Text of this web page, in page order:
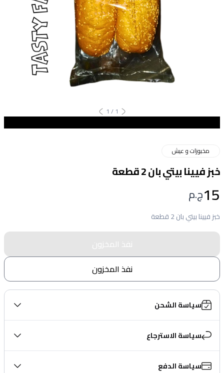
1
/
1
مخبوزات و عيش
خبز فيينا بيتي بان 2 قطعة
15ج.م
خبز فيينا بيتي بان 2 قطعة
نفذ المخزون
نفذ المخزون
سياسة الشحن
سياسة الاسترجاع
سياسة الدفع